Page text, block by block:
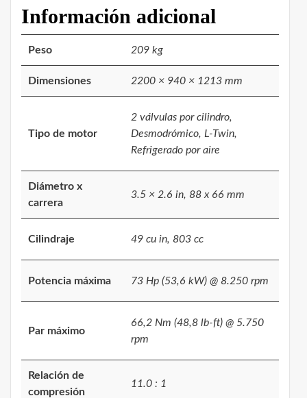
Información adicional
Peso 209 kg
Dimensiones 2200 × 940 × 1213 mm
Tipo de motor
2 válvulas por cilindro,
Desmodrómico, L-Twin,
Refrigerado por aire
Diámetro x
carrera
3.5 × 2.6 in, 88 x 66 mm
Cilindraje 49 cu in, 803 cc
Potencia máxima 73 Hp (53,6 kW) @ 8.250 rpm
Par máximo
66,2 Nm (48,8 lb-ft) @ 5.750
rpm
Relación de
compresión
11.0 : 1